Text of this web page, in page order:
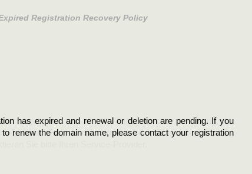
Registration Recovery Policy
has expired and renewal or deletion are pending. If you
renew the domain name, please contact your registration
ist abgelaufen und die Verlängerung oder Löschung der
Sie der Registrant sind und die Domainregistrierung
Sie bitte Ihren Service-Provider.